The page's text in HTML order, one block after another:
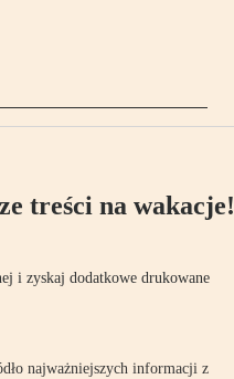
treści na wakacje!
i zyskaj dodatkowe drukowane
najważniejszych informacji z